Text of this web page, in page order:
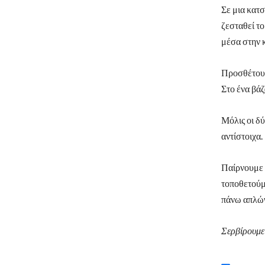
Σε μια
ζεσταθεί
μέσα στην
Στο ένα
Μόλις οι
αντίστοιχα.
Παίρνουμε
πάνω